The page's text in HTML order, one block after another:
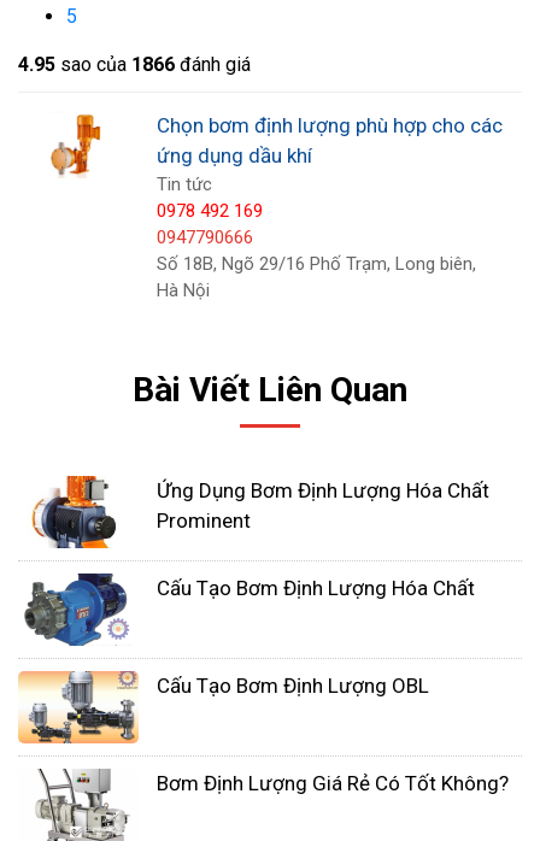
van đầu vào, mở van đầu ra và đẩy hóa chất ra
ngoài theo quy trình. Khi piston di chuyển, nó đẩy
chất lỏng thủy lực vào màng ngăn, làm cong màng
ngăn ở một góc cụ thể và ở một tốc độ hành trình
cụ thể để di chuyển một thể tích hóa chất chính
xác qua đầu chất lỏng và ra ngoài quy trình. Chất
như một rào cản giữa piston và màng ngăn.
5
4.95 sao của 1866 đánh giá
Chọn bơm định lượng phù hợp cho các
ứng dụng dầu khí
Tin tức
0978 492 169
0947790666
Số 18B, Ngõ 29/16 Phố Trạm, Long biên,
Hà Nội
Bài Viết Liên Quan
Ứng Dụng Bơm Định Lượng Hóa Chất
Prominent
Cấu Tạo Bơm Định Lượng Hóa Chất
Cấu Tạo Bơm Định Lượng OBL
Bơm Định Lượng Giá Rẻ Có Tốt Không?